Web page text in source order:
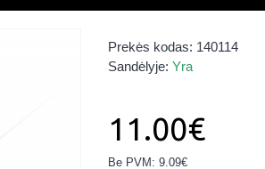
Prekės kodas: 140114
Sandėlyje: Yra
11.00€
Be PVM: 9.09€